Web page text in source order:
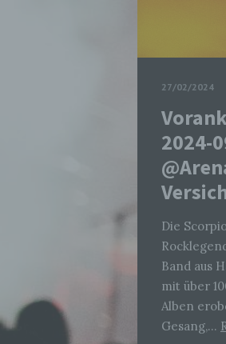
27/02/2024
2024-
Die
Band aus
mit über
Alben
Gesang,…